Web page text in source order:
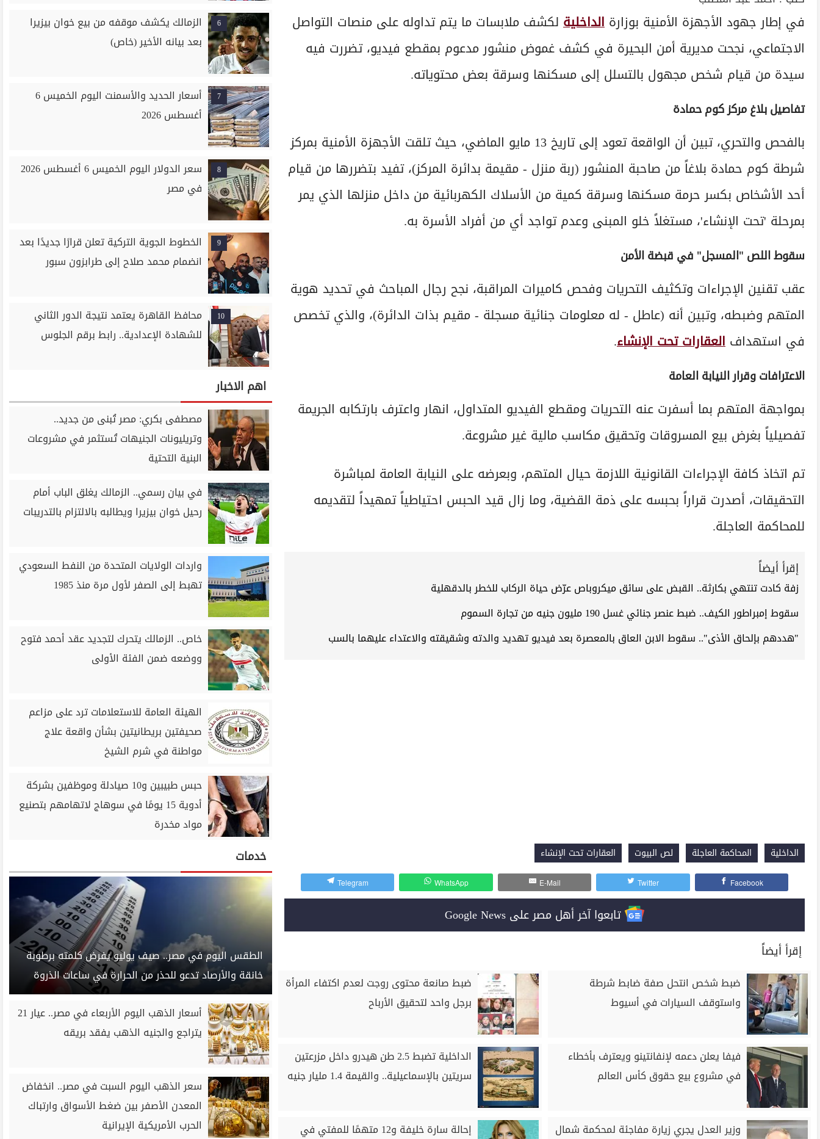
في إطار جهود الأجهزة الأمنية بوزارة الداخلية لكشف ملابسات ما يتم تداوله على منصات التواصل
الاجتماعي، نجحت مديرية أمن البحيرة في كشف غموض منشور مدعوم بمقطع فيديو، تضررت فيه
سيدة من قيام شخص مجهول بالتسلل إلى مسكنها وسرقة بعض محتوياته.
تفاصيل بلاغ مركز كوم حمادة
بالفحص والتحري، تبين أن الواقعة تعود إلى تاريخ 13 مايو الماضي، حيث تلقت الأجهزة الأمنية بمركز
شرطة كوم حمادة بلاغاً من صاحبة المنشور (ربة منزل - مقيمة بدائرة المركز)، تفيد بتضررها من قيام
أحد الأشخاص بكسر حرمة مسكنها وسرقة كمية من الأسلاك الكهربائية من داخل منزلها الذي يمر
بمرحلة 'تحت الإنشاء'، مستغلاً خلو المبنى وعدم تواجد أي من أفراد الأسرة به.
سقوط اللص "المسجل" في قبضة الأمن
عقب تقنين الإجراءات وتكثيف التحريات وفحص كاميرات المراقبة، نجح رجال المباحث في تحديد هوية
المتهم وضبطه، وتبين أنه (عاطل - له معلومات جنائية مسجلة - مقيم بذات الدائرة)، والذي تخصص
في استهداف العقارات تحت الإنشاء.
الاعترافات وقرار النيابة العامة
بمواجهة المتهم بما أسفرت عنه التحريات ومقطع الفيديو المتداول، انهار واعترف بارتكابه الجريمة
تفصيلياً بغرض بيع المسروقات وتحقيق مكاسب مالية غير مشروعة.
تم اتخاذ كافة الإجراءات القانونية اللازمة حيال المتهم، وبعرضه على النيابة العامة لمباشرة
التحقيقات، أصدرت قراراً بحبسه على ذمة القضية، وما زال قيد الحبس احتياطياً تمهيداً لتقديمه
للمحاكمة العاجلة.
إقرأ أيضاً
زفة كادت تنتهي بكارثة.. القبض على سائق ميكروباص عرّض حياة الركاب للخطر بالدقهلية
سقوط إمبراطور الكيف.. ضبط عنصر جنائي غسل 190 مليون جنيه من تجارة السموم
"هددهم بإلحاق الأذى".. سقوط الابن العاق بالمعصرة بعد فيديو تهديد والدته وشقيقته والاعتداء عليهما بالسب
الداخلية المحاكمة العاجلة لص البيوت العقارات تحت الإنشاء
Facebook
Twitter
E-Mail
WhatsApp
Telegram
تابعوا آخر أهل مصر على Google News
إقرأ أيضاً
ضبط شخص انتحل صفة ضابط شرطة
واستوقف السيارات في أسيوط
ضبط صانعة محتوى روجت لعدم اكتفاء المرأة
برجل واحد لتحقيق الأرباح
فيفا يعلن دعمه لإنفانتينو ويعترف بأخطاء
في مشروع بيع حقوق كأس العالم
الداخلية تضبط 2.5 طن هيدرو داخل مزرعتين
سريتين بالإسماعيلية.. والقيمة 1.4 مليار جنيه
وزير العدل يجري زيارة مفاجئة لمحكمة شمال إحالة سارة خليفة و12 متهمًا للمفتي في
6
الزمالك يكشف موقفه من بيع خوان بيزيرا
بعد بيانه الأخير (خاص)
7
أسعار الحديد والأسمنت اليوم الخميس 6
أغسطس 2026
8
سعر الدولار اليوم الخميس 6 أغسطس 2026
في مصر
9
الخطوط الجوية التركية تعلن قرارًا جديدًا بعد
انضمام محمد صلاح إلى طرابزون سبور
10
محافظ القاهرة يعتمد نتيجة الدور الثاني
للشهادة الإعدادية.. رابط برقم الجلوس
اهم الاخبار
مصطفى بكري: مصر تُبنى من جديد..
وتريليونات الجنيهات تُستثمر في مشروعات
البنية التحتية
في بيان رسمي.. الزمالك يغلق الباب أمام
رحيل خوان بيزيرا ويطالبه بالالتزام بالتدريبات
واردات الولايات المتحدة من النفط السعودي
تهبط إلى الصفر لأول مرة منذ 1985
خاص.. الزمالك يتحرك لتجديد عقد أحمد فتوح
ووضعه ضمن الفئة الأولى
الهيئة العامة للاستعلامات ترد على مزاعم
صحيفتين بريطانيتين بشأن واقعة علاج
مواطنة في شرم الشيخ
حبس طبيبين و10 صيادلة وموظفين بشركة
أدوية 15 يومًا في سوهاج لاتهامهم بتصنيع
مواد مخدرة
خدمات
الطقس اليوم في مصر.. صيف يوليو يفرض كلمته برطوبة
خانقة والأرصاد تدعو للحذر من الحرارة في ساعات الذروة
أسعار الذهب اليوم الأربعاء في مصر.. عيار 21
يتراجع والجنيه الذهب يفقد بريقه
سعر الذهب اليوم السبت في مصر.. انخفاض
المعدن الأصفر بين ضغط الأسواق وارتباك
الحرب الأمريكية الإيرانية